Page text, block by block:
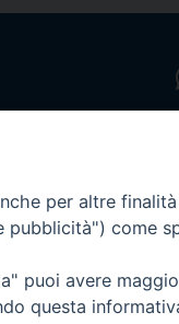
per altre
pubblicità") come
puoi avere
questa